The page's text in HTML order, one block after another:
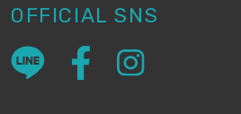
OFFICIAL SNS